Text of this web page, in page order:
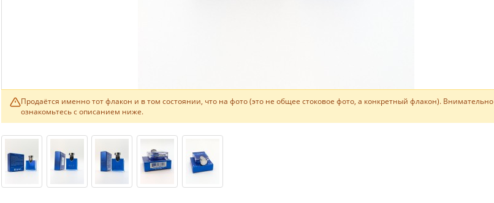
Продаётся именно тот флакон и в том состоянии, что на фото (это не общее стоковое фото, а конкретный флакон). Внимательно
ознакомьтесь с описанием ниже.